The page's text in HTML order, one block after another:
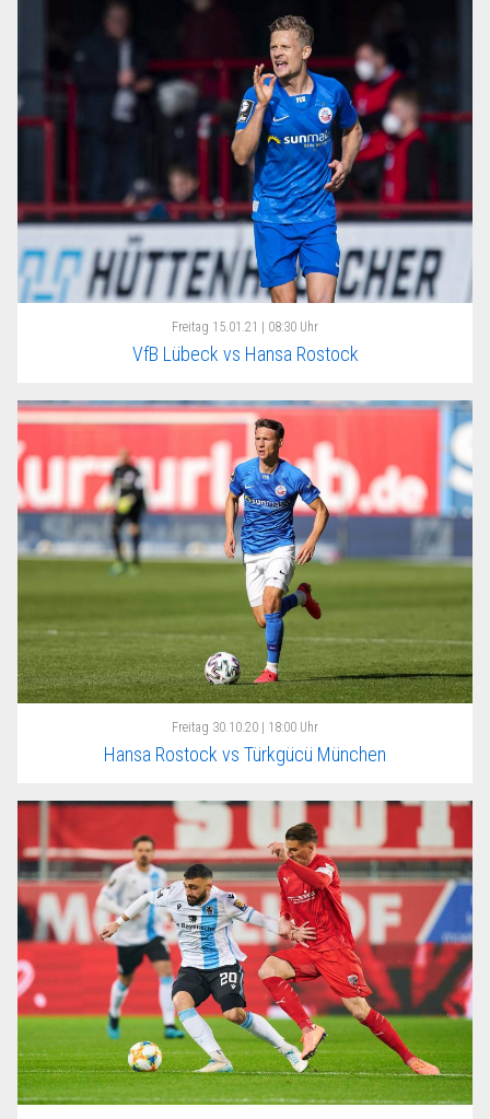
Freitag 15.01.21 | 08:30 Uhr
VfB Lübeck vs Hansa Rostock
Freitag 30.10.20 | 18:00 Uhr
Hansa Rostock vs Türkgücü München